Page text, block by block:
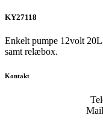
KY27118
Enkelt pumpe 12volt
samt relæbox.
Kontakt